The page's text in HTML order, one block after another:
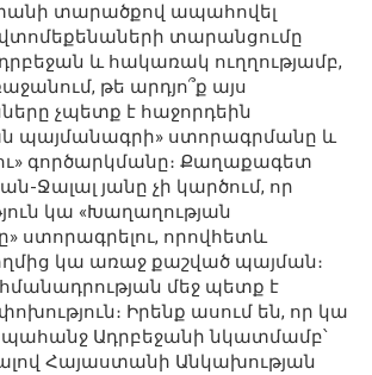
տարածքով ապահովել
տարանցումը
և հակառակ ուղղությամբ,
թե արդյո՞ք այս
չպետք է հաջորդեին
պայմանագրի» ստորագրմանը և
գործարկմանը։ Քաղաքագետ
Ջալալ յանը չի կարծում, որ
կա «Խաղաղության
ստորագրելու, որովհետև
կա առաջ քաշված պայման։
մեջ պետք է
Իրենք ասում են, որ կա
Ադրբեջանի նկատմամբ՝
Հայաստանի Անկախության